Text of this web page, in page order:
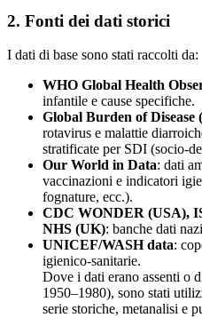
2. Fonti dei dati storici
I dati di base sono stati raccolti da:
WHO Global Health
infantile e cause specifiche.
Global Burden of
rotavirus e malattie
stratificate per SDI (socio-
Our World in Data: dati
vaccinazioni e indicatori
fognature, ecc.).
CDC WONDER (USA),
NHS (UK): banche dati
UNICEF/WASH data:
igienico-sanitarie.
Dove i dati erano assenti o
1950–1980), sono stati
serie storiche, metanalisi e